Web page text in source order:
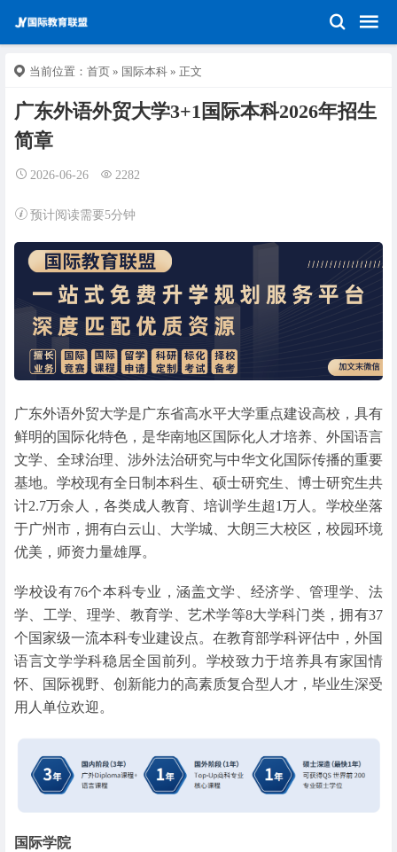
当前位置： 首页 » 国际本科 » 正文
广东外语外贸大学3+1国际本科2026年招生
简章
2026-06-26 2282
预计阅读需要5分钟
广东外语外贸大学是广东省高水平大学重点建设高校，具有
鲜明的国际化特色，是华南地区国际化人才培养、外国语言
文学、全球治理、涉外法治研究与中华文化国际传播的重要
基地。学校现有全日制本科生、硕士研究生、博士研究生共
计2.7万余人，各类成人教育、培训学生超1万人。学校坐落
于广州市，拥有白云山、大学城、大朗三大校区，校园环境
优美，师资力量雄厚。
学校设有76个本科专业，涵盖文学、经济学、管理学、法
学、工学、理学、教育学、艺术学等8大学科门类，拥有37
个国家级一流本科专业建设点。在教育部学科评估中，外国
语言文学学科稳居全国前列。学校致力于培养具有家国情
怀、国际视野、创新能力的高素质复合型人才，毕业生深受
用人单位欢迎。
国际学院